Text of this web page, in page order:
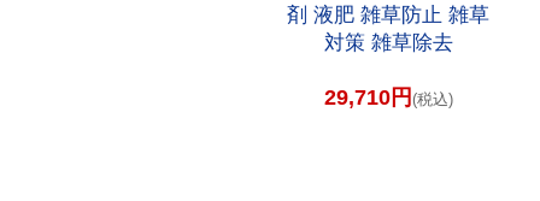
剤 液肥 雑草防止 雑草
対策 雑草除去
29,710円 (税込)